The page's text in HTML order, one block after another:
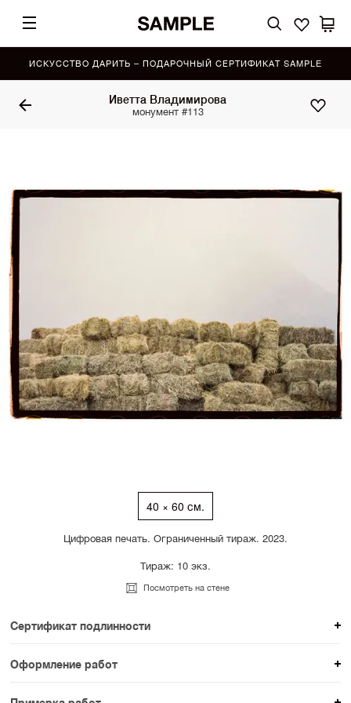
ИСКУССТВО ДАРИТЬ – ПОДАРОЧНЫЙ СЕРТИФИКАТ SAMPLE
Иветта Владимирова
монумент #113
40 × 60 см.
Цифровая печать. Ограниченный тираж. 2023.
Тираж: 10 экз.
Посмотреть на стене
Сертификат подлинности
К каждому авторскому произведению мы
прикладываем сертификат подлинности. Для товаров
раздела SAMPLE СЕРИЯ сертификаты не
Оформление работ
При покупке произведения вы можете выбрать и